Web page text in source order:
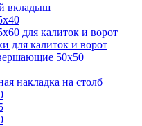
вкладыш
для калиток и ворот
для калиток и ворот
50х50
накладка на столб